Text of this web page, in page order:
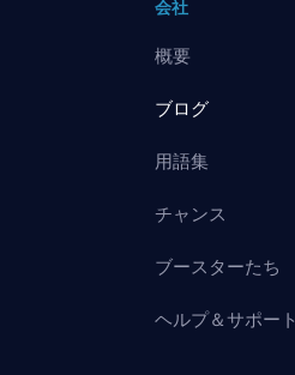
会社
概要
ブログ
用語集
チャンス
ブースターたち
ヘルプ＆サポート